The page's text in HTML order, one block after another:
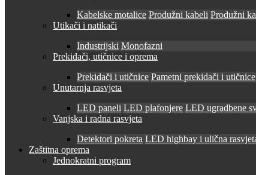
Kabelske motalice Produžni kabeli Produžni
Utikači i natikači
Industrijski Monofazni
Prekidači, utičnice i oprema
Prekidači i utičnice Pametni prekidači i utičnice
Unutarnja rasvjeta
LED paneli LED plafonjere LED ugradbene
Vanjska i radna rasvjeta
Detektori pokreta LED highbay i ulična
Zaštitna oprema
Jednokratni program